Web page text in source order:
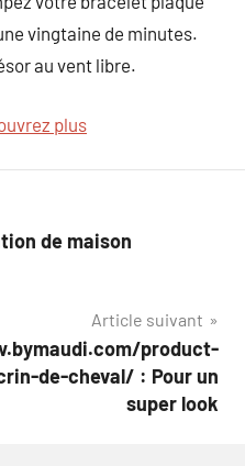
vingtaine de minutes.
au vent libre.
plus
de maison
Article suivant
product-
de-cheval/ : Pour un
super look